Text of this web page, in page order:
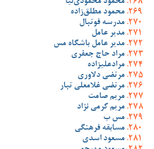
محمود محمودی‌نیا
محمود مطلق‌زاده
مدرسه فوتبال
مدیر عامل
مدیر عامل باشگاه مس
مراد حاج جعفری
مرادعلیزاده
مرتضی دلاوری
مرتضی غلامعلی تبار
مریم صامت
مریم کرمی نژاد
مس ب
مسابقه فرهنگی
مسعود اسدی